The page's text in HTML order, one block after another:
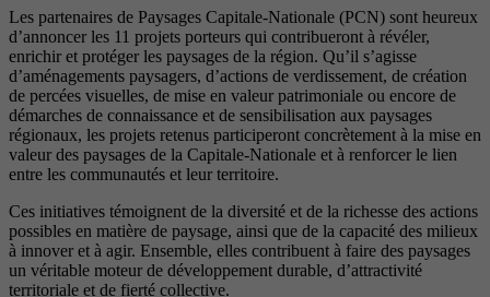
Les partenaires de Paysages Capitale-Nationale (PCN) sont heureux
d’annoncer les 11 projets porteurs qui contribueront à révéler,
enrichir et protéger les paysages de la région. Qu’il s’agisse
d’aménagements paysagers, d’actions de verdissement, de création
de percées visuelles, de mise en valeur patrimoniale ou encore de
démarches de connaissance et de sensibilisation aux paysages
régionaux, les projets retenus participeront concrètement à la mise en
valeur des paysages de la Capitale-Nationale et à renforcer le lien
entre les communautés et leur territoire.
Ces initiatives témoignent de la diversité et de la richesse des actions
possibles en matière de paysage, ainsi que de la capacité des milieux
à innover et à agir. Ensemble, elles contribuent à faire des paysages
un véritable moteur de développement durable, d’attractivité
territoriale et de fierté collective.